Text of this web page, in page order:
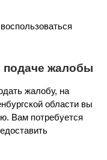
подаче жалобы
жалобу, на
области вы
Вам потребуется